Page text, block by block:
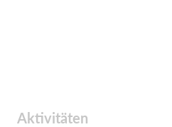
Aktivitäten